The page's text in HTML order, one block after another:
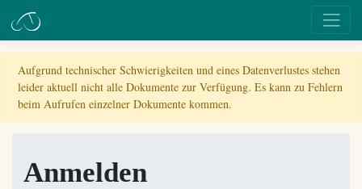
Aufgrund technischer Schwierigkeiten und eines Datenverlustes stehen
leider aktuell nicht alle Dokumente zur Verfügung. Es kann zu Fehlern
beim Aufrufen einzelner Dokumente kommen.
Anmelden